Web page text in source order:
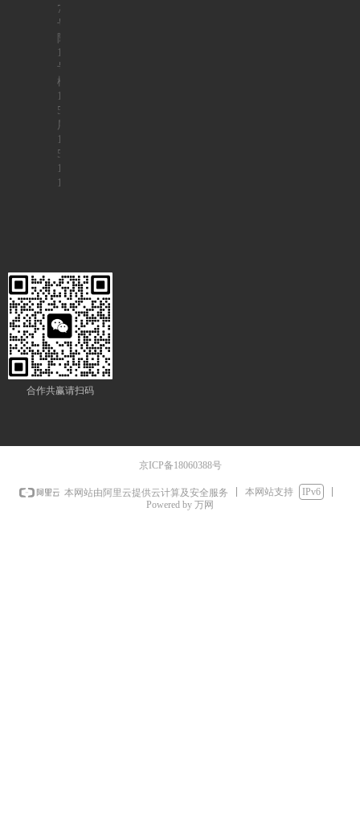
合作共赢请扫码
7
号
院
1
号
楼
1
5
层
1
5
1
1
京ICP备18060388号
本网站由阿里云提供云计算及安全服务 本网站支持
IPv6
Powered by 万网